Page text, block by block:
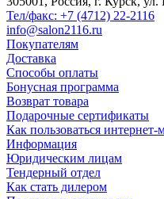
Тел/факс: +7 (4712) 22-2116
info@salon2116.ru
Покупателям
Доставка
Способы оплаты
Бонусная программа
Возврат товара
Подарочные сертификаты
Как пользоваться интернет-
Информация
Юридическим лицам
Тендерный отдел
Как стать дилером